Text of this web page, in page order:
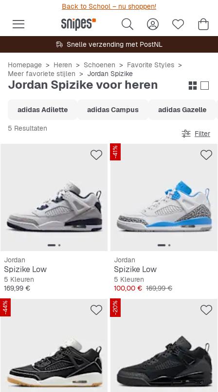
Back to School – nu shoppen!
Snelle verzending met PostNL
Homepage Heren Schoenen
Favorite Styles
Meer favoriete stijlen
Jordan Spizike
Jordan Spizike voor heren
adidas Adilette adidas Campus adidas Gazelle
5 Resultaten
Filter
Jordan
Spizike Low
5 Kleuren
Prijs
169,99 €
-41%
Jordan
Spizike Low
5 Kleuren
Prijs
100,00 € Originele Prijs
169,99 €
-44% -20%